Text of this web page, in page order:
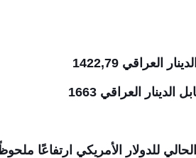
1422,79
العراقي 1663
للدولار الأمريكي ارتفاعًا